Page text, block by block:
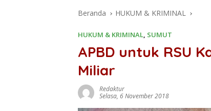
Beranda HUKUM & KRIMINAL
HUKUM & KRIMINAL, SUMUT
APBD untuk RSU
Miliar
Redaktur
Selasa, 6 November 2018